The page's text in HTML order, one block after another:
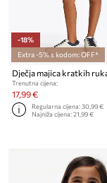
-18%
Extra -5% s kodom: OFF*
Trenutna cijena:
17,99 €
Regularna cijena:30,99 €
Najniža cijena:21,99 €